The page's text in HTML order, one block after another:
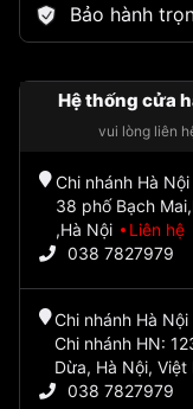
Bảo hành
Hệ thống cửa
vui lòng liên
Chi nhánh Hà
38 phố Bạch
,Hà Nội
Liên hệ
038 7827979
Chi nhánh Hà Nội
Chi nhánh HN:
Dừa, Hà Nội, Việt
038 7827979